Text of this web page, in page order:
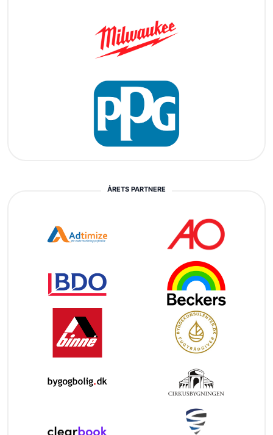
ÅRETS PARTNERE